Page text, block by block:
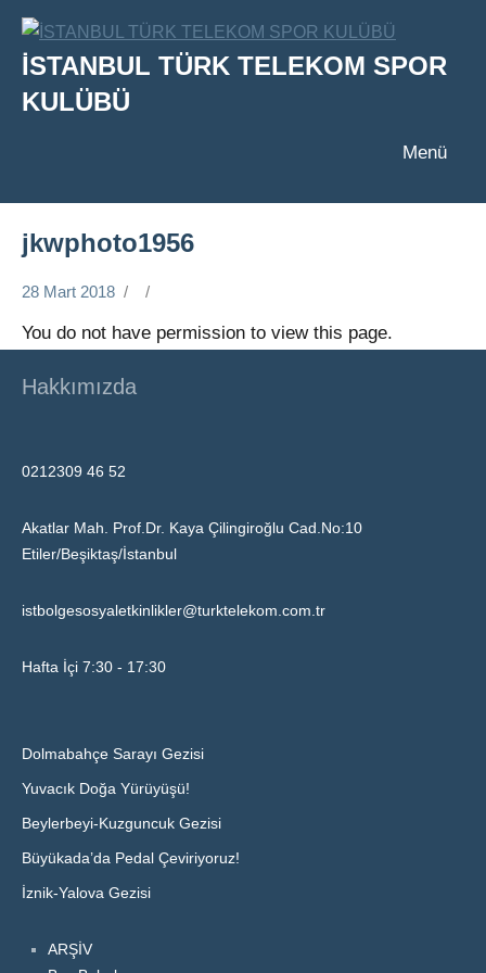
İçeriğe
İSTANBUL TÜRK TELEKOM SPOR
KULÜBÜ
Menü
jkwphoto1956
28 Mart 2018
You do not have permission to view this page.
Hakkımızda
0212309 46 52
Akatlar Mah. Prof.Dr. Kaya Çilingiroğlu Cad.No:10
Etiler/Beşiktaş/İstanbul
istbolgesosyaletkinlikler@turktelekom.com.tr
Hafta İçi 7:30 - 17:30
Dolmabahçe Sarayı Gezisi
Yuvacık Doğa Yürüyüşü!
Beylerbeyi-Kuzguncuk Gezisi
Büyükada’da Pedal Çeviriyoruz!
İznik-Yalova Gezisi
ARŞİV